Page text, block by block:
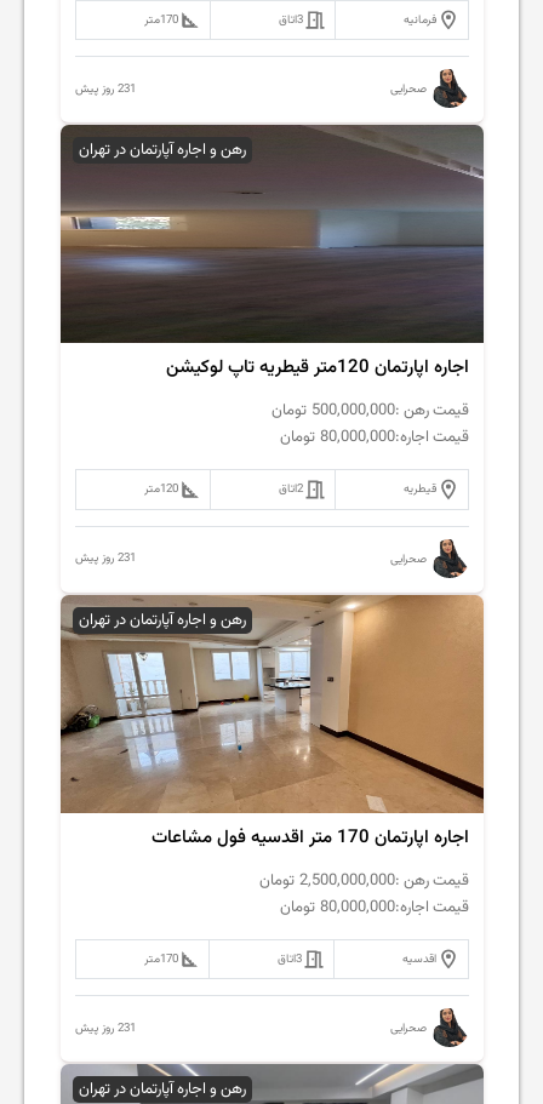
فرمانیه 3اتاق 170متر
صحرایی 231 روز پیش
رهن و اجاره آپارتمان در تهران
اجاره اپارتمان 120متر قیطریه تاپ لوکیشن
قیمت رهن :500,000,000 تومان
قیمت اجاره:80,000,000 تومان
قیطریه 2اتاق 120متر
صحرایی 231 روز پیش
رهن و اجاره آپارتمان در تهران
اجاره اپارتمان 170 متر اقدسیه فول مشاعات
قیمت رهن :2,500,000,000 تومان
قیمت اجاره:80,000,000 تومان
اقدسیه 3اتاق 170متر
صحرایی 231 روز پیش
رهن و اجاره آپارتمان در تهران